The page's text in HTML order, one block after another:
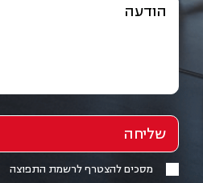
הודעה
מסכים להצטרף לרשמת התפוצה